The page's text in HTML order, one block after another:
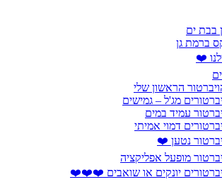
בבת ים
ברמת גן
❤️
הראשון שלי
מג'ל – גמישים
עמיד במים
דמוי אמיתי
נטען ❤️
מופעל אפליקציה
יונקים או שואבים ❤️❤️❤️